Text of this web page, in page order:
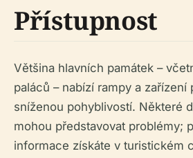
Přístupnost
Většina hlavních památek –
paláců – nabízí rampy a zařízení
sníženou pohyblivostí. Některé
mohou představovat problémy;
informace získáte v turistickém